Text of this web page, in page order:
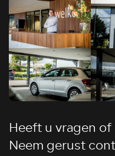
Heeft u vragen
Neem gerust